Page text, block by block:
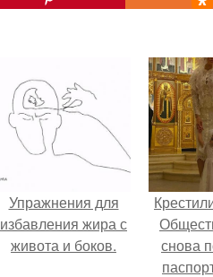
Упражнения для
избавления жира с
живота и боков.
снова